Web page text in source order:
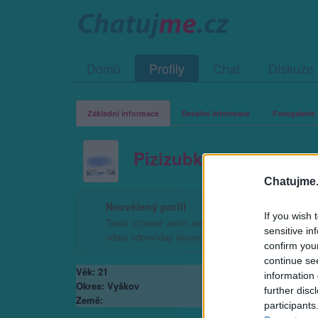
If you wish
sensitive
confirm
continue
information
further
Domů Profily Chat Diskuze
Základní informace Detailní informace Fotogalerie
Pizizubka
Neověřený profil
Tento uživatel zatím neprokázal svou identitu
údaje odpovídají skutečné osobě.
Věk: 21
Okres: Vyškov
Země: